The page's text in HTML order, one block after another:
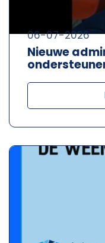
Nieuwe
06-07-2026